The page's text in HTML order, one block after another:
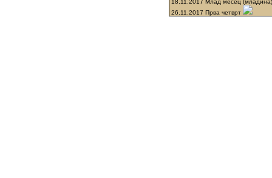
18.11.2017 Млад месец
26.11.2017 Прва четврт